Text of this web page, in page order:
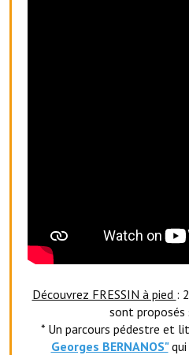
La troupe théâtrale de l'Avenir
L'association du château
Le foyer rural
Découvrez FRESSIN à pied :
sont proposés
* Un parcours pédestre et
Georges BERNANOS"